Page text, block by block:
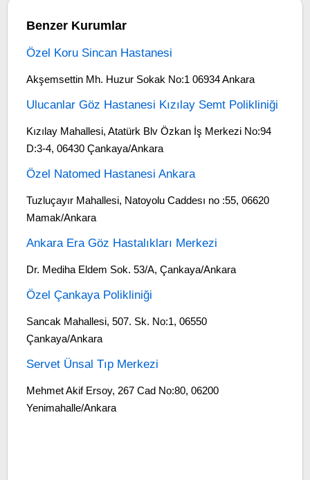
Benzer Kurumlar
Özel Koru Sincan Hastanesi
Akşemsettin Mh. Huzur Sokak No:1 06934 Ankara
Ulucanlar Göz Hastanesi Kızılay Semt Polikliniği
Kızılay Mahallesi, Atatürk Blv Özkan İş Merkezi No:94
D:3-4, 06430 Çankaya/Ankara
Özel Natomed Hastanesi Ankara
Tuzluçayır Mahallesi, Natoyolu Caddesı no :55, 06620
Mamak/Ankara
Ankara Era Göz Hastalıkları Merkezi
Dr. Mediha Eldem Sok. 53/A, Çankaya/Ankara
Özel Çankaya Polikliniği
Sancak Mahallesi, 507. Sk. No:1, 06550
Çankaya/Ankara
Servet Ünsal Tıp Merkezi
Mehmet Akif Ersoy, 267 Cad No:80, 06200
Yenimahalle/Ankara